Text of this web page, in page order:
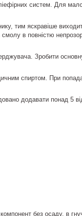
систем. Для
тим яскравіше
в повністю
Зробити
спиртом. При
додавати понад 5
без осаду, в